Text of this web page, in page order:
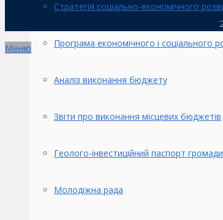
Стратегія соціально-економічного
Програма економічного і соціального
Аналіз виконання бюджету
Звіти про виконання місцевих бюджетів
Геолого-інвестиційний паспорт громади
Молодіжна рада
Меню